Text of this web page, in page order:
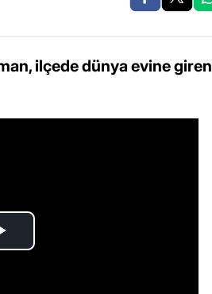
ilçede dünya evine giren